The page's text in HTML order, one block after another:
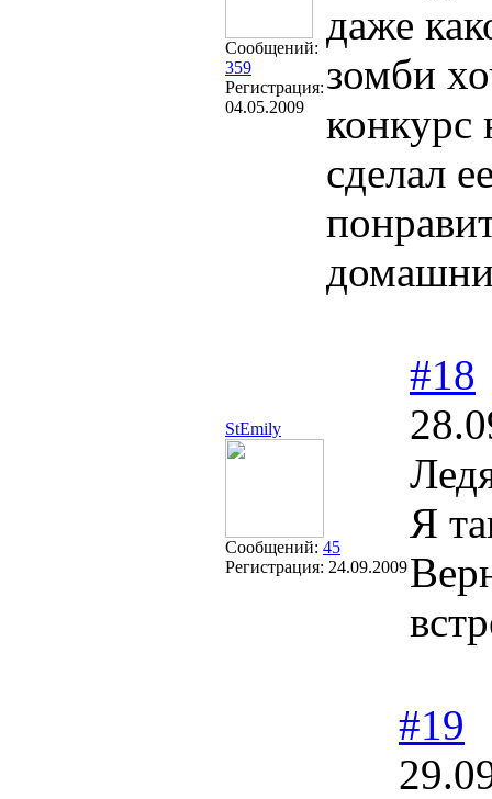
Сообщений:
359
Регистрация:
04.05.2009
даже
зомби
конкурс
сделал
StEmily
Сообщений: 45
Регистрация: 24.09.2009
#18
Я
#19